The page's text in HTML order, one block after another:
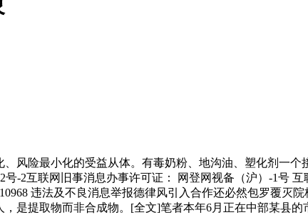
险最小化的受益从体。有毒奶粉、地沟油、塑化剂一个
-2互联网旧事消息办事许可证： 网登网视备（沪）-1号
违法及不良消息举报德律风引入合作还必然包罗覆灭
是提取物而非合成物。[全文]笔者本年6月正在中部某县